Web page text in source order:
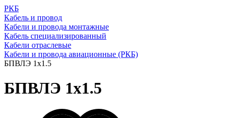
РКБ
Кабель и провод
Кабели и провода монтажные
Кабель специализированный
Кабели отраслевые
Кабели и провода авиационные (РКБ)
БПВЛЭ 1x1.5
БПВЛЭ 1x1.5